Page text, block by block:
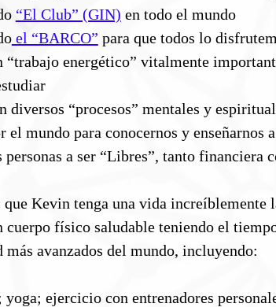
“El Club” (GIN) en todo el mundo
el “BARCO” para que todos lo
“trabajo energético” vitalmente
diversos “procesos” mentales y
el mundo para conocernos y enseñarnos
personas a ser “Libres”, tanto
Kevin tenga una vida increíblemente
cuerpo físico saludable teniendo el
más avanzados del mundo, incluyendo:
ejercicio con entrenadores